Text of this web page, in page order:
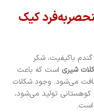
کیک
باکیفیت، شکر
شیری است که باعث
می‌شود. وجود شکلات
کوهستانی تولید می‌شود،